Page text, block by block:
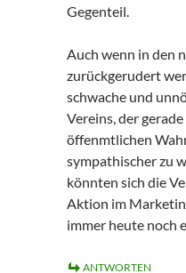
Gegenteil.
Auch wenn in den
zurückgerudert
schwache und
Vereins, der
öffenmtlichen
sympathischer zu
könnten sich die
Aktion im
immer heute noch
ANTWORTEN